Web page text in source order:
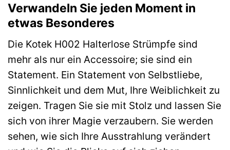
Verwandeln Sie jeden Moment in
etwas Besonderes
Die Kotek H002 Halterlose Strümpfe sind
mehr als nur ein Accessoire; sie sind ein
Statement. Ein Statement von Selbstliebe,
Sinnlichkeit und dem Mut, Ihre Weiblichkeit zu
zeigen. Tragen Sie sie mit Stolz und lassen Sie
sich von ihrer Magie verzaubern. Sie werden
sehen, wie sich Ihre Ausstrahlung verändert